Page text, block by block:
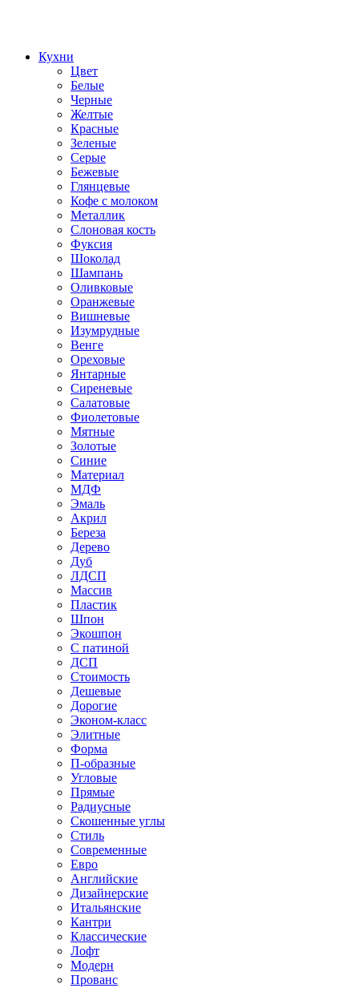
Кухни
Цвет
Белые
Черные
Желтые
Красные
Зеленые
Серые
Бежевые
Глянцевые
Кофе с молоком
Металлик
Слоновая кость
Фуксия
Шоколад
Шампань
Оливковые
Оранжевые
Вишневые
Изумрудные
Венге
Ореховые
Янтарные
Сиреневые
Салатовые
Фиолетовые
Мятные
Золотые
Синие
Материал
МДФ
Эмаль
Акрил
Береза
Дерево
Дуб
ЛДСП
Массив
Пластик
Шпон
Экошпон
С патиной
ДСП
Стоимость
Дешевые
Дорогие
Эконом-класс
Элитные
Форма
П-образные
Угловые
Прямые
Радиусные
Скошенные углы
Стиль
Современные
Евро
Английские
Дизайнерские
Итальянские
Кантри
Классические
Лофт
Модерн
Прованс